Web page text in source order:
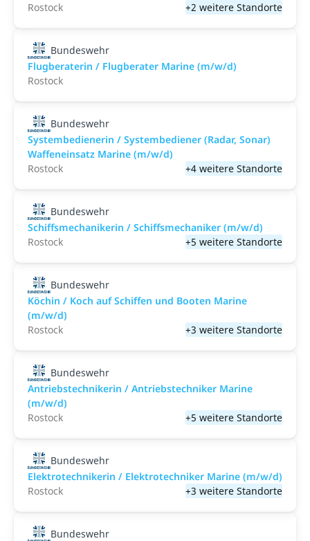
Rostock
+2 weitere Standorte
Bundeswehr
Flugberaterin / Flugberater Marine (m/w/d)
Rostock
Bundeswehr
Systembedienerin / Systembediener (Radar, Sonar)
Waffeneinsatz Marine (m/w/d)
Rostock
+4 weitere Standorte
Bundeswehr
Schiffsmechanikerin / Schiffsmechaniker (m/w/d)
Rostock
+5 weitere Standorte
Bundeswehr
Köchin / Koch auf Schiffen und Booten Marine
(m/w/d)
Rostock
+3 weitere Standorte
Bundeswehr
Antriebstechnikerin / Antriebstechniker Marine
(m/w/d)
Rostock
+5 weitere Standorte
Bundeswehr
Elektrotechnikerin / Elektrotechniker Marine (m/w/d)
Rostock
+3 weitere Standorte
Bundeswehr